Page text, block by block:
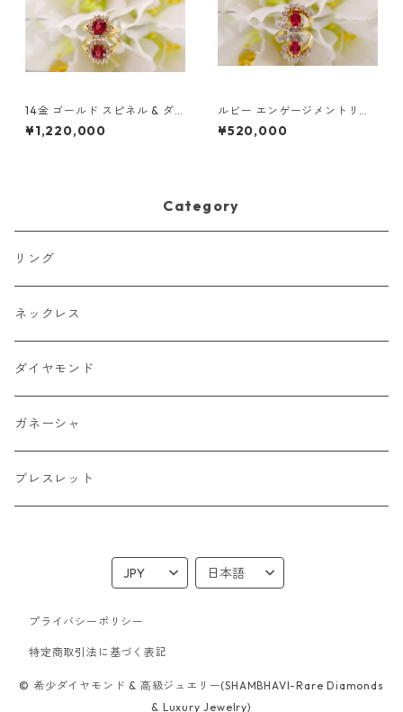
14金 ゴールド スピネル & ダ
イヤモンドリング
¥1,220,000
ルビー エンゲージメントリン
グ | 14Kゴールド ハンドメイ
ド | ダイヤモンド & ルビーリ
¥520,000
Category
リング
ネックレス
ダイヤモンド
ガネーシャ
ブレスレット
プライバシーポリシー
特定商取引法に基づく表記
© 希少ダイヤモンド & 高級ジュエリー(SHAMBHAVI-Rare Diamonds
& Luxury Jewelry)